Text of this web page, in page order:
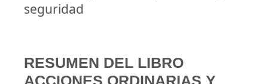
seguridad
RESUMEN DEL LIBRO
ACCIONES ORDINARIAS Y